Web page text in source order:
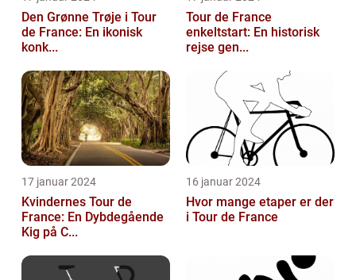
Den Grønne Trøje i Tour
de France: En ikonisk
konk...
Tour de France
enkeltstart: En historisk
rejse gen...
17 januar 2024
Kvindernes Tour de
France: En Dybdegående
Kig på C...
16 januar 2024
Hvor mange etaper er der
i Tour de France